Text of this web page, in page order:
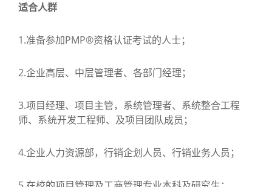
适合人群
1.准备参加PMP®资格认证考试的人士；
2.企业高层、中层管理者、各部门经理；
3.项目经理、项目主管，系统管理者、系统整合工程
师、系统开发工程师、及项目团队成员；
4.企业人力资源部，行销企划人员、行销业务人员；